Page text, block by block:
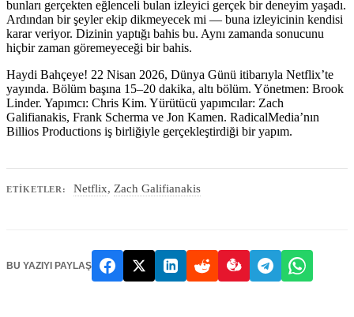
bunları gerçekten eğlenceli bulan izleyici gerçek bir deneyim yaşadı.
Ardından bir şeyler ekip dikmeyecek mi — buna izleyicinin kendisi
karar veriyor. Dizinin yaptığı bahis bu. Aynı zamanda sonucunu
hiçbir zaman göremeyeceği bir bahis.
Haydi Bahçeye! 22 Nisan 2026, Dünya Günü itibarıyla Netflix’te
yayında. Bölüm başına 15–20 dakika, altı bölüm. Yönetmen: Brook
Linder. Yapımcı: Chris Kim. Yürütücü yapımcılar: Zach
Galifianakis, Frank Scherma ve Jon Kamen. RadicalMedia’nın
Billios Productions iş birliğiyle gerçekleştirdiği bir yapım.
ETIKETLER: Netflix, Zach Galifianakis
BU YAZIYI PAYLAŞ